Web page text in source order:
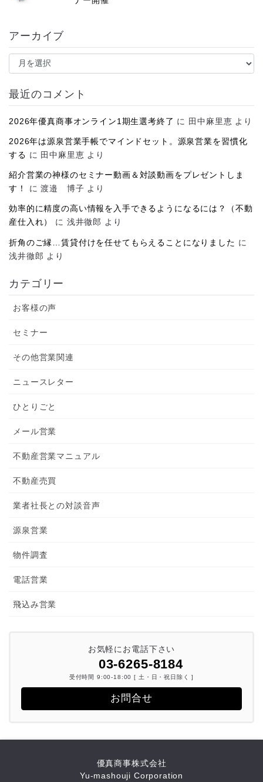
アーカイブ
ア
イ
ブ
最近のコメント
2026年優真商事オンライン1期生選考終了 に 田中麻里恵 より
2026年は源泉営業手帳でマインドセット。源泉営業を習慣化
する に 田中麻里恵 より
紹介営業の神様のセミナー動画＆対談動画をプレゼントしま
す！
に渡邉 博子 より
効率的に精度の高い情報を入手できるようになるには？（不動
産仕入れ）
に 浅井徹郎 より
折角のご縁…賃貸付けを任せてもらえることになりました に
浅井徹郎 より
カテゴリー
お客様の声
セミナー
その他営業関連
ニュースレター
ひとりごと
メール営業
不動産営業マニュアル
不動産売買
業者社長との対談音声
源泉営業
物件調査
電話営業
飛込み営業
お気軽にお電話下さい
03-6265-8184
受付時間 9:00-18:00 [ 土・日・祝日除く ]
お問合せ
優真商事株式会社
Yu-mashouji Corporation